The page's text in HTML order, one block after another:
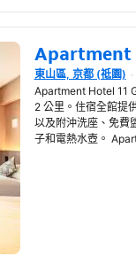
Apartment
在新視窗開啟
東山區, 京都 (祗園)
Apartment Hotel 11
2 公里。住宿全館提
以及附沖洗座、免費
子和電熱水壺。